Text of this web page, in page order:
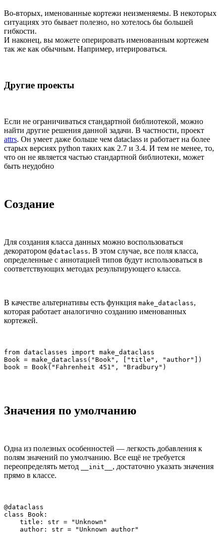
Во-вторых, именованные кортежи неизменяемы. В некоторых
ситуациях это бывает полезно, но хотелось бы большей
гибкости.
И наконец, вы можете оперировать именованным кортежем
так же как обычным. Например, итерироваться.
Другие проекты
Если не ограничиваться стандартной библиотекой, можно
найти другие решения данной задачи. В частности, проект
attrs. Он умеет даже больше чем dataclass и работает на более
старых версиях python таких как 2.7 и 3.4. И тем не менее, то,
что он не является частью стандартной библиотеки, может
быть неудобно
Создание
Для создания класса данных можно воспользоваться
декоратором @dataclass. В этом случае, все поля класса,
определенные с аннотацией типов будут использоваться в
соответствующих методах результирующего класса.
В качестве альтернативы есть функция make_dataclass,
которая работает аналогично созданию именованных
кортежей.
from dataclasses import make_dataclass
Book = make_dataclass("Book", ["title", "author"])
book = Book("Fahrenheit 451", "Bradbury")
Значения по умолчанию
Одна из полезных особенностей — легкость добавления к
полям значений по умолчанию. Все ещё не требуется
переопределять метод
__init__ , достаточно указать значения
прямо в классе.
@dataclass
class Book:
    title: str = "Unknown"
    author: str = "Unknown author"